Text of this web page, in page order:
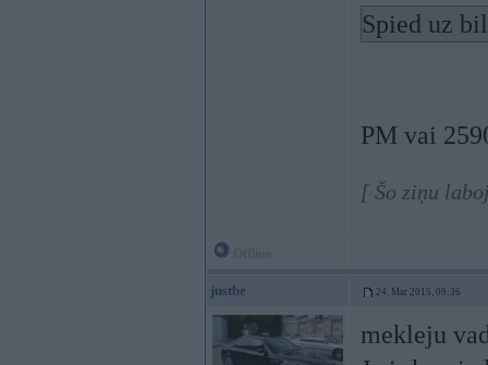
Spied uz
PM vai
[ Šo ziņu
justbe 24. Mar 2015, 09:36
mekleju